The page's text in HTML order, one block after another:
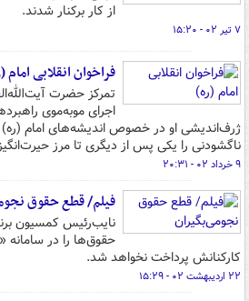
از کار برکنار شدند.
۷ تیر ۰۲ - ۱۵:۲۰
فراخوان انقلابی امام
تمرکز حضرت
اجرای موبه‌موی
ژرف‌اندیشی او در خصوص اندیشه‌های امام (ره)
ناگشودنی را یکی پس از دیگری تا مرز
۹ خرداد ۰۲ - ۲۰:۳۱
فیلم/ قطع حقوق
نایب‌رئیس کمسیون
حقوق‌ها را در سامانه
کارکنانش پرداخت نخواهد شد.
۲۲ اردیبهشت ۰۲ - ۱۵:۲۹